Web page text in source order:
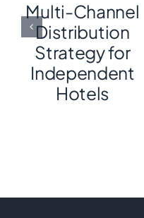
Multi-Channel
Distribution
Strategy for
Independent
Hotels